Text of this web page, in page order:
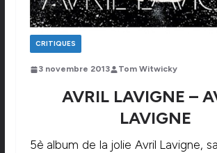
CRITIQUES
3 novembre 2013 Tom Witwicky
AVRIL LAVIGNE –
LAVIGNE
5è album de la jolie Avril Lavigne,